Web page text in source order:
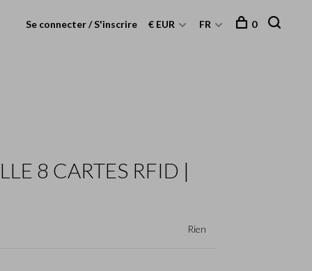
Se connecter / S'inscrire € EUR FR 0
8 CARTES RFID |
Rien